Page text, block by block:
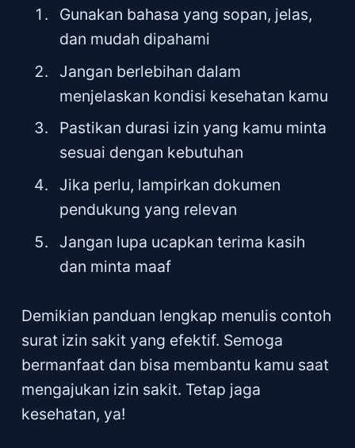
Gunakan bahasa yang sopan, jelas,
dan mudah dipahami
Jangan berlebihan dalam
menjelaskan kondisi kesehatan kamu
Pastikan durasi izin yang kamu minta
sesuai dengan kebutuhan
Jika perlu, lampirkan dokumen
pendukung yang relevan
Jangan lupa ucapkan terima kasih
dan minta maaf
Demikian panduan lengkap menulis contoh
surat izin sakit yang efektif. Semoga
bermanfaat dan bisa membantu kamu saat
mengajukan izin sakit. Tetap jaga
kesehatan, ya!